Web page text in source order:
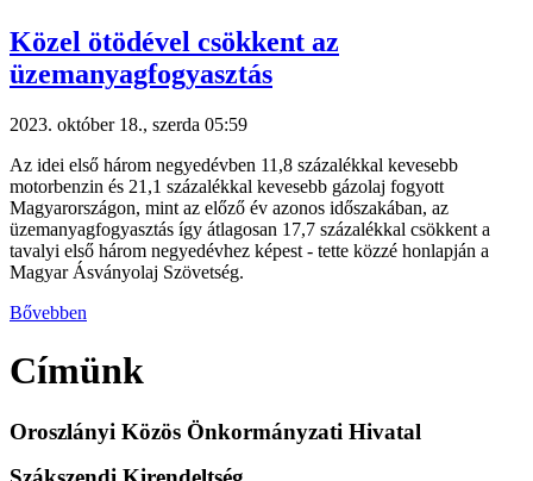
Közel ötödével csökkent az
üzemanyagfogyasztás
2023. október 18., szerda 05:59
Az idei első három negyedévben 11,8 százalékkal kevesebb
motorbenzin és 21,1 százalékkal kevesebb gázolaj fogyott
Magyarországon, mint az előző év azonos időszakában, az
üzemanyagfogyasztás így átlagosan 17,7 százalékkal csökkent a
tavalyi első három negyedévhez képest - tette közzé honlapján a
Magyar Ásványolaj Szövetség.
Bővebben
Címünk
Oroszlányi Közös Önkormányzati Hivatal